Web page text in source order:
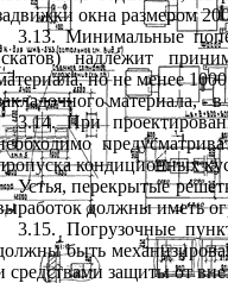
окна размером
3.13. Минимальные
надлежит
но не менее 1000
материала, -
3.14. При
кондиционных
Устья, перекрытые
должны иметь
3.15. Погрузочные
быть
средствами защиты от